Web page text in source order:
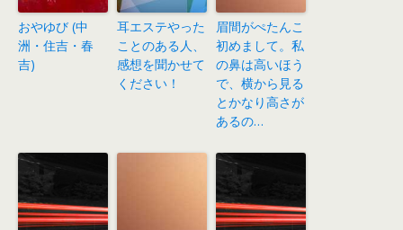
おやゆび (中
洲・住吉・春
吉)
耳エステやった
ことのある人、
感想を聞かせて
ください！
眉間がぺたんこ
初めまして。私
の鼻は高いほう
で、横から見る
とかなり高さが
あるの…